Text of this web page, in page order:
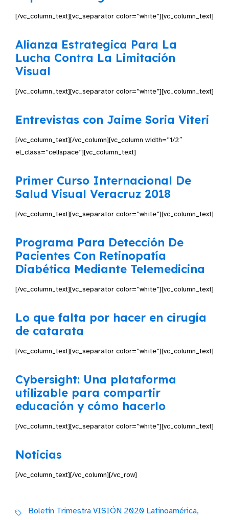
[/vc_column_text][vc_separator color=”white”][vc_column_text]
Alianza Estrategica Para La
Lucha Contra La Limitación
Visual
[/vc_column_text][vc_separator color=”white”][vc_column_text]
Entrevistas con Jaime Soria Viteri
[/vc_column_text][/vc_column][vc_column width=”1/2″
el_class=”cellspace”][vc_column_text]
Primer Curso Internacional De
Salud Visual Veracruz 2018
[/vc_column_text][vc_separator color=”white”][vc_column_text]
Programa Para Detección De
Pacientes Con Retinopatía
Diabética Mediante Telemedicina
[/vc_column_text][vc_separator color=”white”][vc_column_text]
Lo que falta por hacer en cirugía
de catarata
[/vc_column_text][vc_separator color=”white”][vc_column_text]
Cybersight: Una plataforma
utilizable para compartir
educación y cómo hacerlo
[/vc_column_text][vc_separator color=”white”][vc_column_text]
Noticias
[/vc_column_text][/vc_column][/vc_row]
Boletín Trimestra VISIÓN 2020 Latinoamérica,